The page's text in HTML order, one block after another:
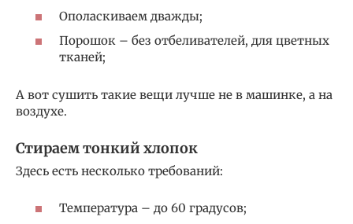
Ополаскиваем дважды;
Порошок – без отбеливателей, для цветных
тканей;
А вот сушить такие вещи лучше не в машинке, а на
воздухе.
Стираем тонкий хлопок
Здесь есть несколько требований:
Температура – до 60 градусов;